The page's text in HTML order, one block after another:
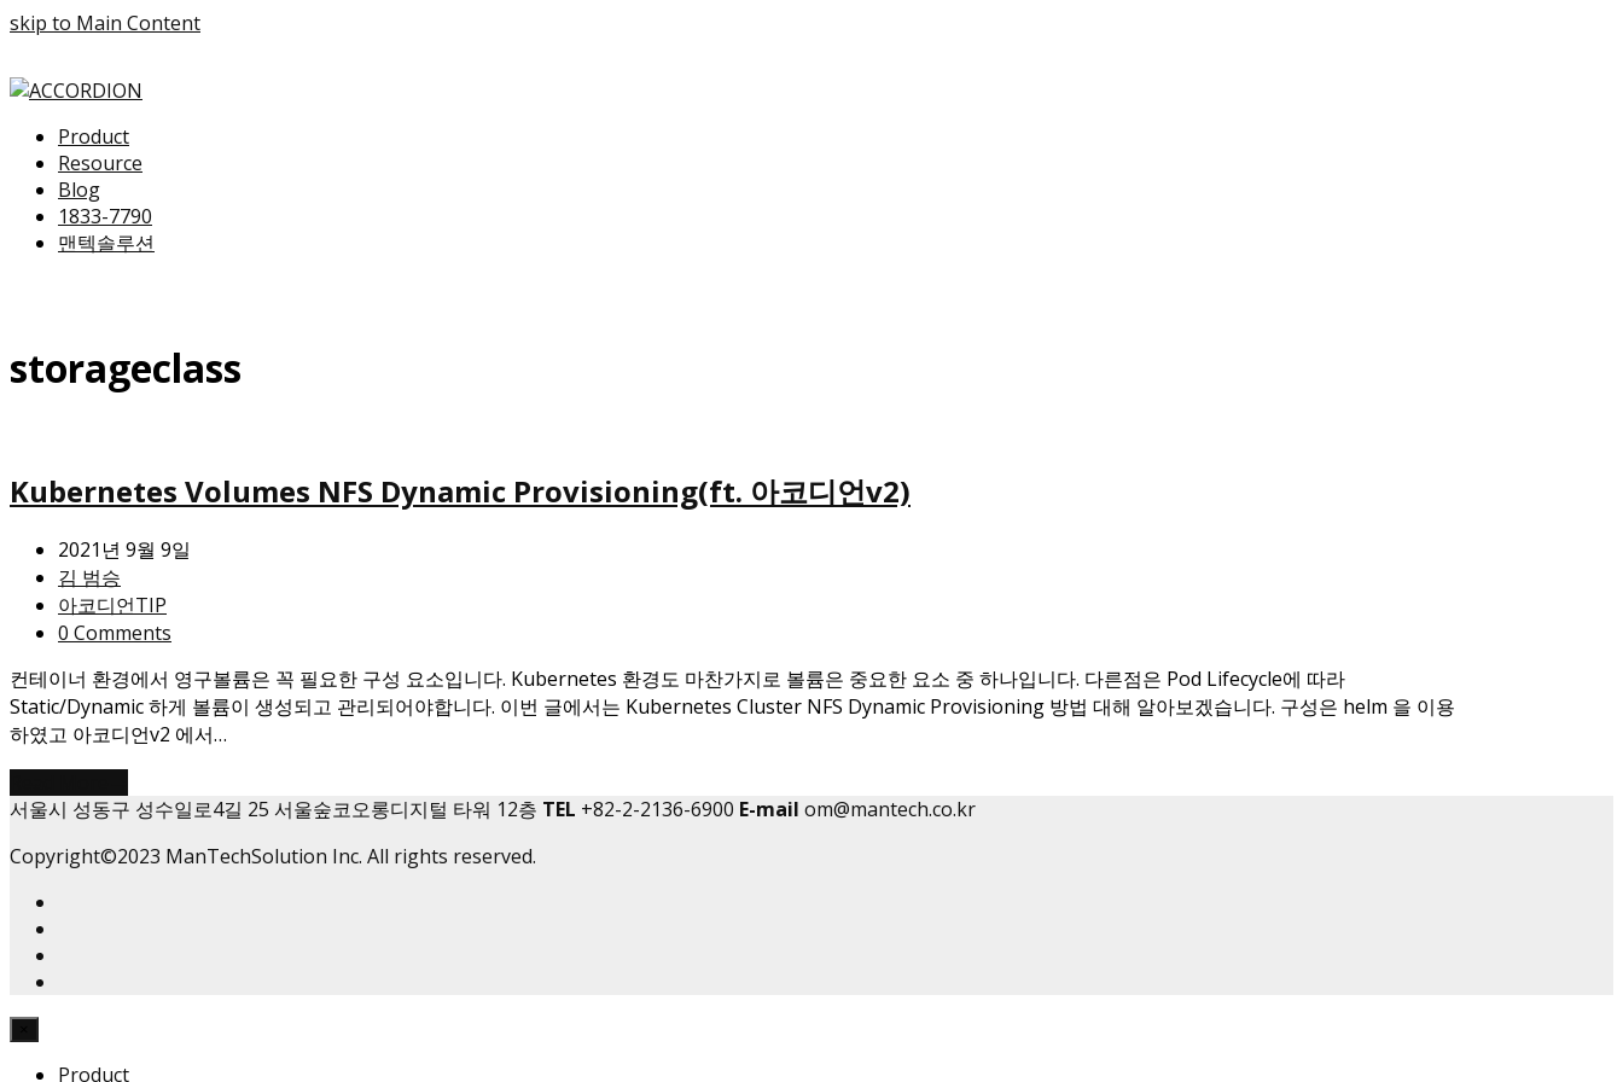
skip to Main Content
Product
Resource
Blog
1833-7790
맨텍솔루션
storageclass
Kubernetes Volumes NFS Dynamic Provisioning(ft. 아코디언v2)
2021년 9월 9일
김 범승
아코디언TIP
0 Comments
컨테이너 환경에서 영구볼륨은 꼭 필요한 구성 요소입니다. Kubernetes 환경도 마찬가지로 볼륨은 중요한 요소 중 하나입니다. 다른점은 Pod Lifecycle에 따라
Static/Dynamic 하게 볼륨이 생성되고 관리되어야합니다. 이번 글에서는 Kubernetes Cluster NFS Dynamic Provisioning 방법 대해 알아보겠습니다. 구성은 helm 을 이용
하였고 아코디언v2 에서…
서울시 성동구 성수일로4길 25 서울숲코오롱디지털 타워 12층 TEL +82-2-2136-6900 E-mail om@mantech.co.kr
Copyright©2023 ManTechSolution Inc. All rights reserved.
Product